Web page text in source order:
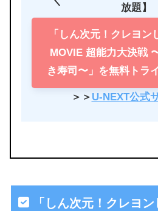
放題】
「しん次元！クレヨン
MOVIE 超能力大決戦
き寿司〜」を無料トラ
＞＞ U-NEXT公式
「しん次元！クレヨ